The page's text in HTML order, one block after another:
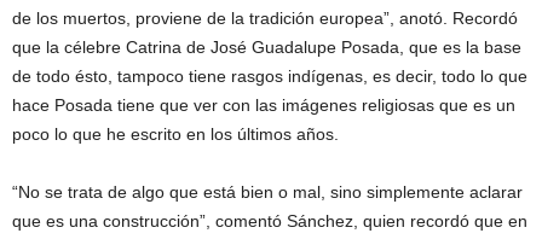
de los muertos, proviene de la tradición europea”, anotó. Recordó
que la célebre Catrina de José Guadalupe Posada, que es la base
de todo ésto, tampoco tiene rasgos indígenas, es decir, todo lo que
hace Posada tiene que ver con las imágenes religiosas que es un
poco lo que he escrito en los últimos años.
“No se trata de algo que está bien o mal, sino simplemente aclarar
que es una construcción”, comentó Sánchez, quien recordó que en